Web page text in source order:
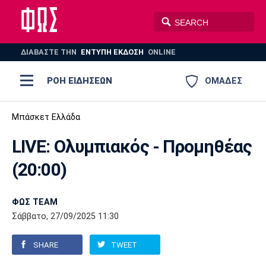
ΔΙΑΒΑΣΤΕ THN ΕΝΤΥΠΗ ΕΚΔΟΣΗ ONLINE
ΟΜΑΔΕΣ
ΡΟΗ ΕΙΔΗΣΕΩΝ
ΠΟΔΟΣΦΑΙΡΟ
ΠΟΛΟ
AUTO-MOTO
Ποδόσφαιρο
Super League 1
Super League 2
Γ Εθνική
Ελλάδα
Μπάσκετ
Ελλάδα
Εθνική
EuroLeague
Ολυμπιακοί Αγώνες
Βόλεϊ
Πόλο
Ολυμπιακός
Παναθηναϊκός Ατρόμητος
Μπάσκετ Ελλάδα
LIVE: Ολυμπιακός - Προμηθέας
(20:00)
ΦΩΣ TEAM
Σάββατο, 27/09/2025 11:30
SHARE TWEET